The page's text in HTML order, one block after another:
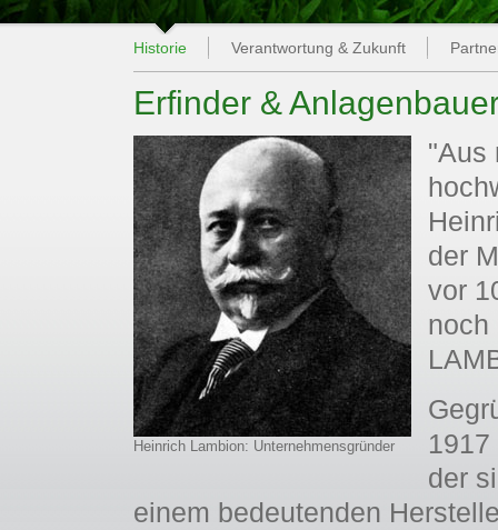
Historie Verantwortung & Zukunft
Erfinder &
Heinrich Lambion: Unternehmensgründer
"Aus
der
vor
noch
der
einem bedeutenden